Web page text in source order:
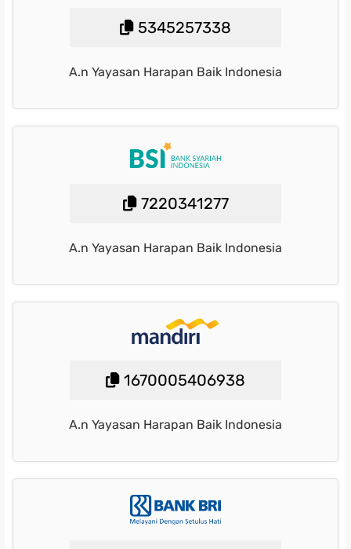
5345257338
A.n Yayasan Harapan Baik Indonesia
7220341277
A.n Yayasan Harapan Baik Indonesia
1670005406938
A.n Yayasan Harapan Baik Indonesia